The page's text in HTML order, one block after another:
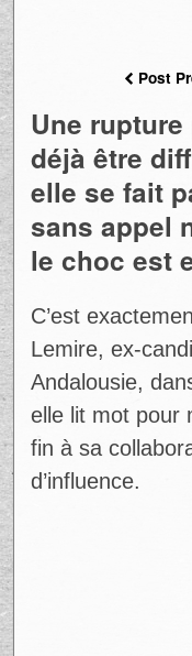
Post
Une
déjà être
elle se fait
sans appel
le choc est
C’est
Lemire, ex-
Andalousie,
elle lit mot pour
fin à sa
d’influence.